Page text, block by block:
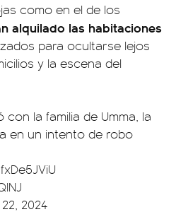
como en el de los
alquilado las habitaciones
para ocultarse lejos
y la escena del
con la familia de Umma, la
en un intento de robo
2024